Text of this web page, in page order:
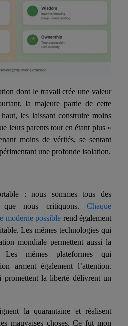
dont le travail crée une valeur
la majeure partie de cette
les laissant construire moins
leurs parents tout enétant plus «
moins de vérités, se sentant
une profonde isolation.
: nous sommes tous des
que nous critiquons. Chaque
moderne possible rend également
Les mêmes technologies qui
mondiale permettent aussi la
Les mêmes plateformes qui
arment également l’attention.
promettent la liberté délivrent un
la quarantaine et réalisent
mauvaises choses. Ce fut mon